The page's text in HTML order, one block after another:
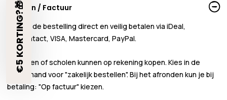
Betalen / Factuur
Je kunt de bestelling direct en veilig betalen via iDeal,
Bancontact, VISA, Mastercard, PayPal.
Bedrijven of scholen kunnen op rekening kopen. Kies in de
winkelmand voor"zakelijk bestellen". Bij het afronden kun je bij
betaling: "Op factuur" kiezen.
€5 KORTING?🎁